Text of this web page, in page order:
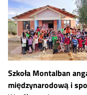
Szkoła Montalban
międzynarodową i